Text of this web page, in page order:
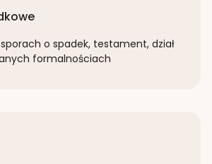
o spadek, testament, dział
formalnościach